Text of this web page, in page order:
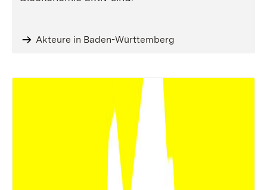
Akteure in Baden-Württemberg